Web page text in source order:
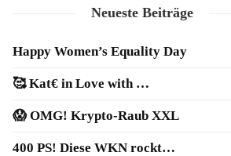
Neueste Beiträge
Happy Women’s Equality Day
🥰 Kat€ in Love with …
😱 OMG! Krypto-Raub XXL
400 PS! Diese WKN rockt…